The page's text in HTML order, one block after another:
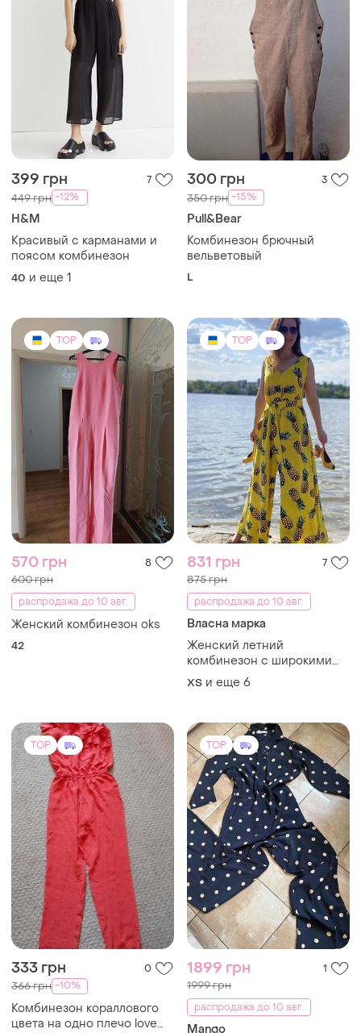
399 грн 7
449 грн -12%
H&M
Красивый с карманами и
поясом комбинезон
40 и еще 1
300 грн 3
350 грн -15%
Pull&Bear
Комбинезон брючный
вельветовый
L
TOP
570 грн 8
600 грн
распродажа до 10 авг.
Женский комбинезон oks
42
TOP
831 грн 7
875 грн
распродажа до 10 авг.
Власна марка
Женский летний
комбинезон с широкими
брюками желтый с
ананасовым принтом
ХS и еще 6
TOP
333 грн 0
366 грн -10%
Комбинезон кораллового
цвета на одно плечо love
TOP
1899 грн 1
1999 грн
распродажа до 10 авг.
Mango